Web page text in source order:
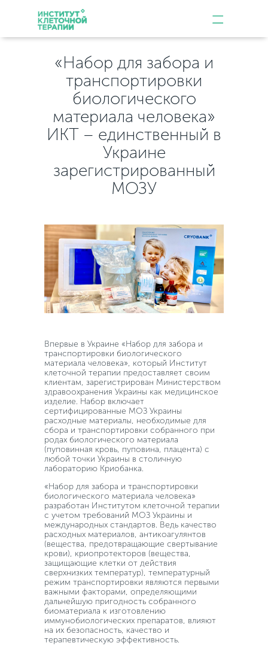
«Набор для забора и
транспортировки
биологического
материала человека»
ИКТ – единственный в
Украине
зарегистрированный
МОЗУ
Впервые в Украине «Набор для забора и
транспортировки биологического
материала человека», который Институт
клеточной терапии предоставляет своим
клиентам, зарегистрирован Министерством
здравоохранения Украины как медицинское
изделие. Набор включает
сертифицированные МОЗ Украины
расходные материалы, необходимые для
сбора и транспортировки собранного при
родах биологического материала
(пуповинная кровь, пуповина, плацента) с
любой точки Украины в столичную
лабораторию Криобанка.
«Набор для забора и транспортировки
биологического материала человека»
разработан Институтом клеточной терапии
с учетом требований МОЗ Украины и
международных стандартов. Ведь качество
расходных материалов, антикоагулянтов
(вещества, предотвращающие свертывание
крови), криопротекторов (вещества,
защищающие клетки от действия
сверхнизких температур), температурный
режим транспортировки являются первыми
важными факторами, определяющими
дальнейшую пригодность собранного
биоматериала к изготовлению
иммунобиологических препаратов, влияют
на их безопасность, качество и
терапевтическую эффективность.